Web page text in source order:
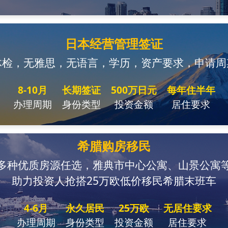
日本经营管理签证
，无雅思，无语言，学历，资产要求，申请
8-10月
办理周期
长期签证
身份类型
500万日元
投资金额
每年住半年
居住要求
希腊购房移民
种优质房源任选，雅典市中心公寓、山景公寓
助力投资人抢搭25万欧低价移民希腊末班车
4-6月
办理周期
永久居民
身份类型
25万欧
投资金额
无居住要求
居住要求